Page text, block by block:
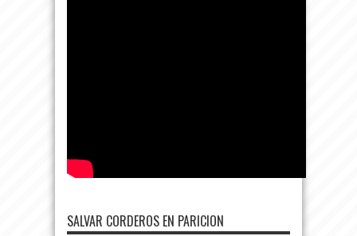
SALVAR CORDEROS EN PARICION